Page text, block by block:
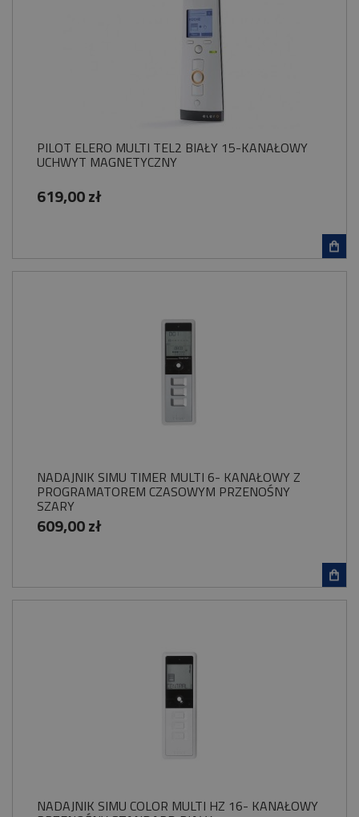
PILOT ELERO MULTI TEL2 BIAŁY 15-KANAŁOWY
UCHWYT MAGNETYCZNY
619,00 zł
NADAJNIK SIMU TIMER MULTI 6- KANAŁOWY Z
PROGRAMATOREM CZASOWYM PRZENOŚNY
SZARY
609,00 zł
NADAJNIK SIMU COLOR MULTI HZ 16- KANAŁOWY